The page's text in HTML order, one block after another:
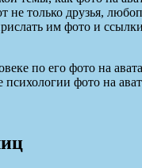
не только друзья,
им фото и
по его фото на
фото на